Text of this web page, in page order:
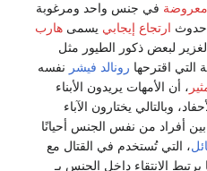
معروضة في جنس واحد ومرغوبة
حدوث ارتجاع إيجابي يسمى هارب
لبعض ذكور الطيور مثل
التي اقترحها رونالد فيشر نفسه
، أن الأمهات يريدون الأبناء
وبالتالي يختارون الآباء
بين أفراد من نفس الجنس أحيانًا
، التي تُستخدم في القتال مع
يرتبط الانتقاء داخل الجنس بـ